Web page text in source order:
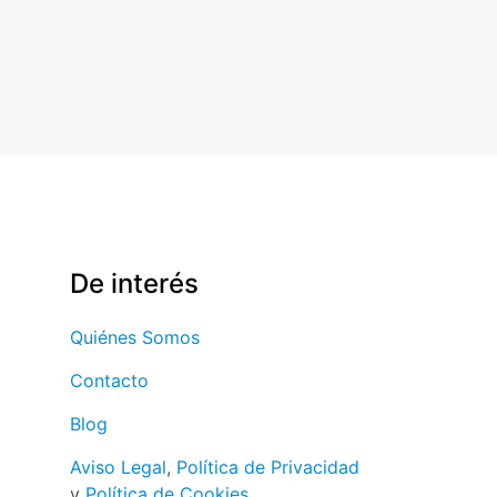
De interés
Quiénes Somos
Contacto
Blog
Aviso Legal, Política de Privacidad